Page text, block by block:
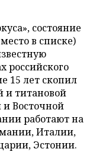
состояние
в списке)
российского
15 лет скопил
и титановой
Восточной
работают на
Италии,
Эстонии.